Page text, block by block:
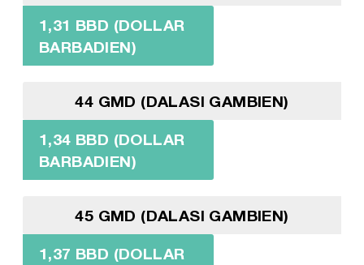
1,31 BBD (DOLLAR
BARBADIEN)
44 GMD (DALASI GAMBIEN)
1,34 BBD (DOLLAR
BARBADIEN)
45 GMD (DALASI GAMBIEN)
1,37 BBD (DOLLAR